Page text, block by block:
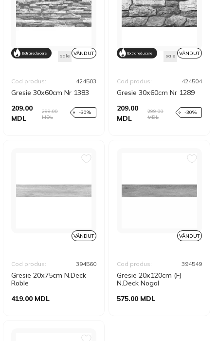
Extrareducere sale VÂNDUT
Gresie 30x60cm Nr 1383
Cod produs: 424503
299.00
MDL
209.00
MDL
-30%
Extrareducere sale VÂNDUT
Gresie 30x60cm Nr 1289
Cod produs: 424504
299.00
MDL
209.00
MDL
-30%
VÂNDUT
Gresie 20x75cm N.Deck
Roble
Cod produs: 394560
419.00 MDL
VÂNDUT
Gresie 20x120cm (F)
N.Deck Nogal
Cod produs: 394549
575.00 MDL